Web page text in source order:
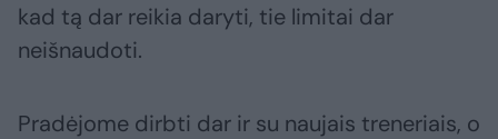
kad tą dar reikia daryti, tie limitai dar
neišnaudoti.
Pradėjome dirbti dar ir su naujais treneriais, o